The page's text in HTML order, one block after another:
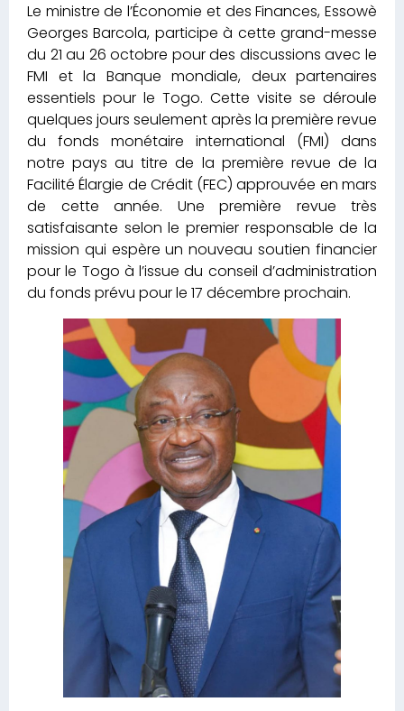
Le ministre de l’Économie et des Finances, Essowè
Georges Barcola, participe à cette grand-messe
du 21 au 26 octobre pour des discussions avec le
FMI et la Banque mondiale, deux partenaires
essentiels pour le Togo. Cette visite se déroule
quelques jours seulement après la première revue
du fonds monétaire international (FMI) dans
notre pays au titre de la première revue de la
Facilité Élargie de Crédit (FEC) approuvée en mars
de cette année. Une première revue très
satisfaisante selon le premier responsable de la
mission qui espère un nouveau soutien financier
pour le Togo à l’issue du conseil d’administration
du fonds prévu pour le 17 décembre prochain.